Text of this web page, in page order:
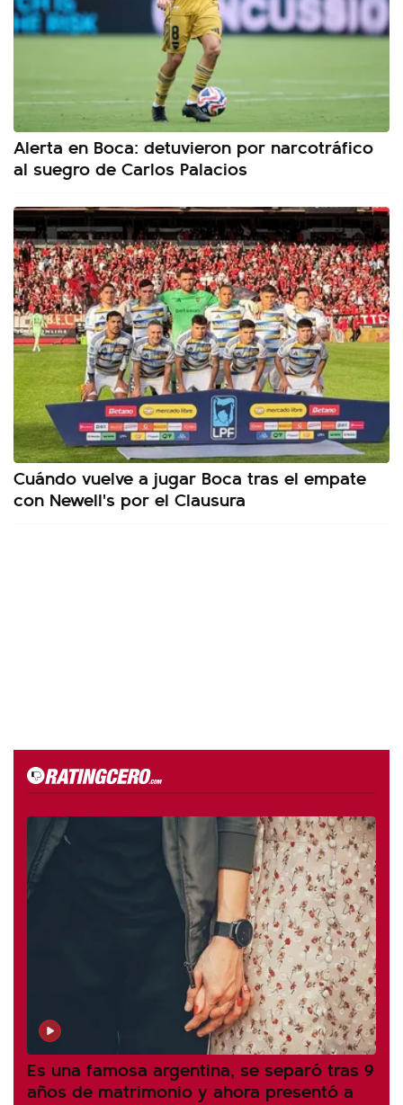
Alerta en Boca: detuvieron por narcotráfico
al suegro de Carlos Palacios
Cuándo vuelve a jugar Boca tras el empate
con Newell's por el Clausura
Es una famosa argentina, se separó tras 9
años de matrimonio y ahora presentó a